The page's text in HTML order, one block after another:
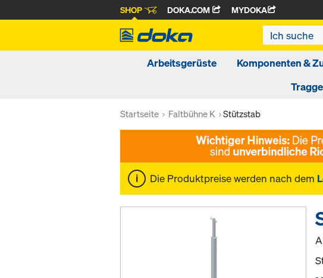
SHOP DOKA.COM MYDOKA
Arbeitsgerüste Komponenten &
Startseite Faltbühne K Stützstab
Die Produktpreise werden nach dem